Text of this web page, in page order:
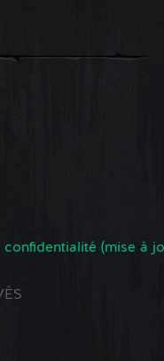
confidentialité (mise à